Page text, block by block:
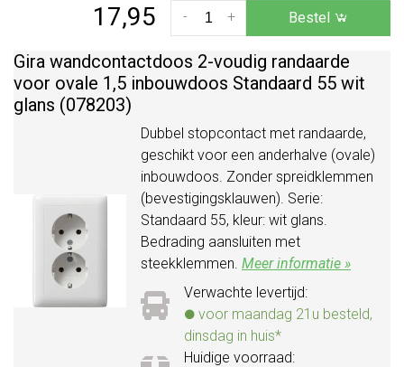
17,95 +
- Bestel
Gira wandcontactdoos 2-voudig randaarde
voor ovale 1,5 inbouwdoos Standaard 55 wit
glans (078203)
Dubbel stopcontact met randaarde,
geschikt voor een anderhalve (ovale)
inbouwdoos. Zonder spreidklemmen
(bevestigingsklauwen). Serie:
Standaard 55, kleur: wit glans.
Bedrading aansluiten met
steekklemmen. Meer informatie »
Verwachte levertijd:
voor maandag 21u besteld,
dinsdag in huis*
Huidige voorraad: